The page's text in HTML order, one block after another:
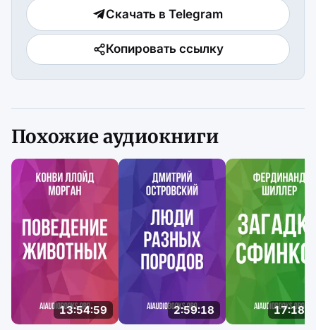
Скачать в Telegram
Копировать ссылку
Похожие аудиокниги
13:54:59 2:59:18